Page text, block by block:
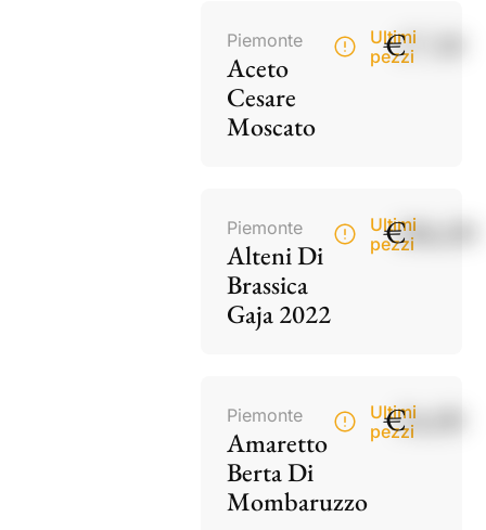
Piemonte
Aceto
Cesare
Moscato
Ultimi
pezzi
€17,50
Piemonte
Alteni Di
Brassica
Gaja 2022
Ultimi
pezzi
€186,00
Piemonte
Amaretto
Berta Di
Mombaruzzo
Ultimi
pezzi
€34,00